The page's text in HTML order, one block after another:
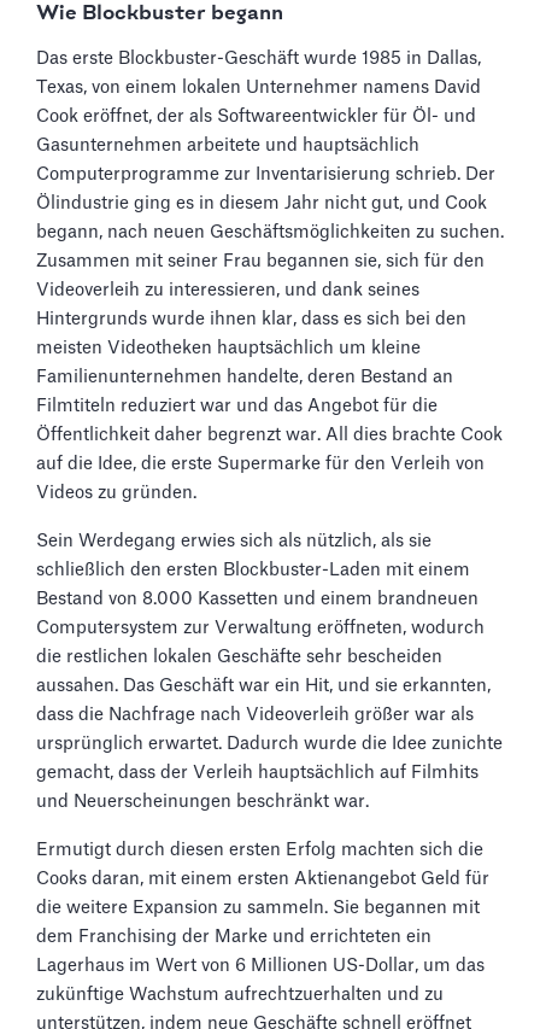
Wie Blockbuster begann
Das erste Blockbuster-Geschäft wurde 1985 in Dallas,
Texas, von einem lokalen Unternehmer namens David
Cook eröffnet, der als Softwareentwickler für Öl- und
Gasunternehmen arbeitete und hauptsächlich
Computerprogramme zur Inventarisierung schrieb. Der
Ölindustrie ging es in diesem Jahr nicht gut, und Cook
begann, nach neuen Geschäftsmöglichkeiten zu suchen.
Zusammen mit seiner Frau begannen sie, sich für den
Videoverleih zu interessieren, und dank seines
Hintergrunds wurde ihnen klar, dass es sich bei den
meisten Videotheken hauptsächlich um kleine
Familienunternehmen handelte, deren Bestand an
Filmtiteln reduziert war und das Angebot für die
Öffentlichkeit daher begrenzt war. All dies brachte Cook
auf die Idee, die erste Supermarke für den Verleih von
Videos zu gründen.
Sein Werdegang erwies sich als nützlich, als sie
schließlich den ersten Blockbuster-Laden mit einem
Bestand von 8.000 Kassetten und einem brandneuen
Computersystem zur Verwaltung eröffneten, wodurch
die restlichen lokalen Geschäfte sehr bescheiden
aussahen. Das Geschäft war ein Hit, und sie erkannten,
dass die Nachfrage nach Videoverleih größer war als
ursprünglich erwartet. Dadurch wurde die Idee zunichte
gemacht, dass der Verleih hauptsächlich auf Filmhits
und Neuerscheinungen beschränkt war.
Ermutigt durch diesen ersten Erfolg machten sich die
Cooks daran, mit einem ersten Aktienangebot Geld für
die weitere Expansion zu sammeln. Sie begannen mit
dem Franchising der Marke und errichteten ein
Lagerhaus im Wert von 6 Millionen US-Dollar, um das
zukünftige Wachstum aufrechtzuerhalten und zu
unterstützen, indem neue Geschäfte schnell eröffnet